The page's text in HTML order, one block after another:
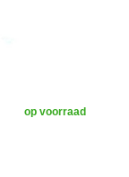
op voorraad